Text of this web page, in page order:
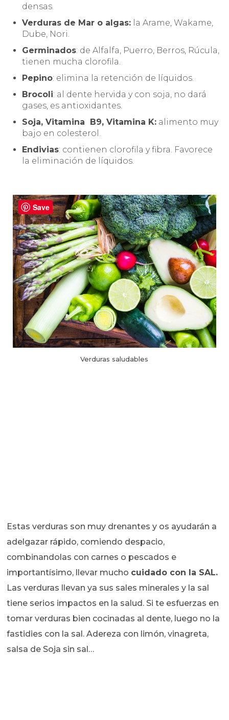
densas.
Verduras de Mar o algas: la Arame, Wakame,
Dube, Nori.
Germinados: de Alfalfa, Puerro, Berros, Rúcula,
tienen mucha clorofila.
Pepino: elimina la retención de líquidos.
Brocoli: al dente hervida y con soja, no dará
gases, es antioxidantes.
Soja, Vitamina B9, Vitamina K: alimento muy
bajo en colesterol.
Endivias: contienen clorofila y fibra. Favorece
la eliminación de líquidos.
Verduras saludables
Estas verduras son muy drenantes y os ayudarán a
adelgazar rápido, comiendo despacio,
combinandolas con carnes o pescados e
importantísimo, llevar mucho cuidado con la SAL.
Las verduras llevan ya sus sales minerales y la sal
tiene serios impactos en la salud. Si te esfuerzas en
tomar verduras bien cocinadas al dente, luego no la
fastidies con la sal. Adereza con limón, vinagreta,
salsa de Soja sin sal…
Save